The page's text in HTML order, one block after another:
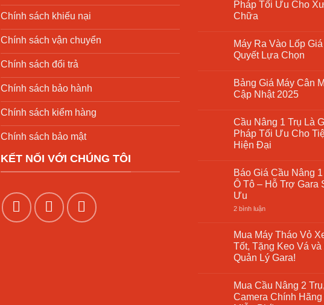
Chính sách khiếu nại
Chính sách vận chuyển
Chính sách đổi trả
Chính sách bảo hành
Chính sách kiểm hàng
Chính sách bảo mật
KẾT NỐI VỚI CHÚNG TÔI
Pháp Tối Ưu Cho
Chữa
bình
luận
ở
2
Trụ
Giá
Giải
Pháp
Tối
Ưu
Sửa
Chữa
Máy Ra Vào Lốp
Quyết Lựa Chọn
bình
luận
ở
Vào
Lốp
Giá
Rẻ
Quyết
Lựa
Chọn
Bảng Giá Máy Cân
Cập Nhật 2025
bình
luận
ở
Bảng
Cân
Mâm
Ô
Tô
–
Cập
Cầu Nâng 1 Trụ Là
Pháp Tối Ưu Cho
Hiện Đại
bình
luận
ở
Cầu
1
Gì?
Giải
Pháp
Tối
Tiệm
Rửa
Xe
Báo Giá Cầu Nâng
Ô Tô – Hỗ Trợ Gara
Ưu
2 bình luậnở
Cầu
Nâng
1
Trụ
Rửa
Tô
–
Hỗ
Mua Máy Tháo Vỏ
Tốt, Tặng Keo Vá và
Quản Lý Gara!
bình
luận
ở
Mua Cầu Nâng 2
Camera Chính